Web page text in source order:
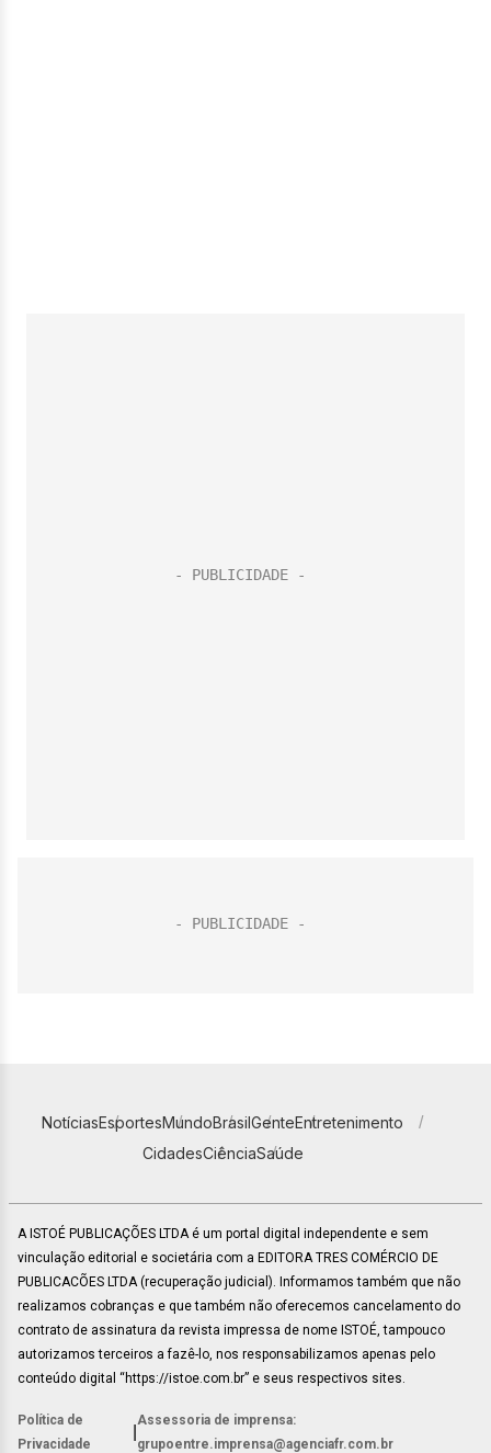
NotíciasEsportesMundoBrasilGenteEntretenimento
CidadesCiênciaSaúde
A ISTOÉ PUBLICAÇÕES LTDA é um portal digital independente e sem
vinculação editorial e societária com a EDITORA TRES COMÉRCIO DE
PUBLICACÕES LTDA (recuperação judicial). Informamos também que não
realizamos cobranças e que também não oferecemos cancelamento do
contrato de assinatura da revista impressa de nome ISTOÉ, tampouco
autorizamos terceiros a fazê-lo, nos responsabilizamos apenas pelo
conteúdo digital “https://istoe.com.br” e seus respectivos sites.
Política de
Privacidade
Assessoria de imprensa:
grupoentre.imprensa@agenciafr.com.br